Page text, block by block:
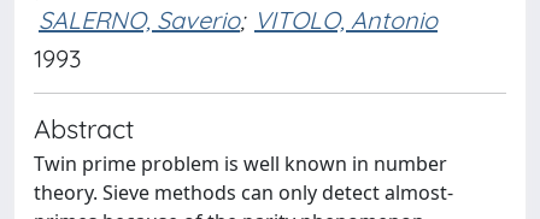
SALERNO, Saverio; VITOLO, Antonio
1993
Abstract
Twin prime problem is well known in number
theory. Sieve methods can only detect almost-